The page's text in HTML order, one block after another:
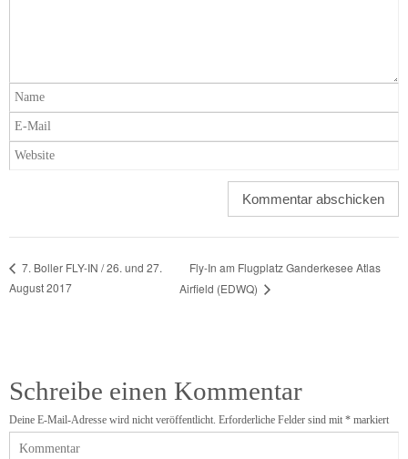
7. Boller FLY-IN / 26. und 27.
August 2017
Fly-In am Flugplatz Ganderkesee Atlas
Airfield (EDWQ)
Schreibe einen Kommentar
Deine E-Mail-Adresse wird nicht veröffentlicht. Erforderliche Felder sind mit * markiert